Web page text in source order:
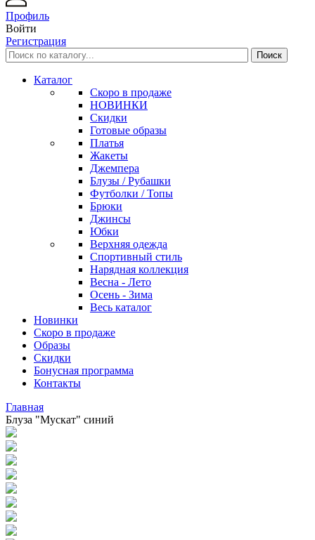
Профиль
Войти
Регистрация
Каталог
Скоро в продаже
НОВИНКИ
Скидки
Готовые образы
Платья
Жакеты
Джемпера
Блузы / Рубашки
Футболки / Топы
Брюки
Джинсы
Юбки
Верхняя одежда
Спортивный стиль
Нарядная коллекция
Весна - Лето
Осень - Зима
Весь каталог
Новинки
Скоро в продаже
Образы
Скидки
Бонусная программа
Контакты
Главная
Блуза "Мускат" синий